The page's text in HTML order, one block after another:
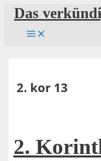
Zum
Inhalt
springen
Das
2. kor 13
2.